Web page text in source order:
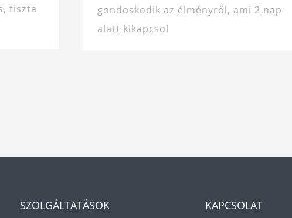
tiszta
gondoskodik az élményről, ami 2 nap
alatt kikapcsol
SZOLGÁLTATÁSOK KAPCSOLAT